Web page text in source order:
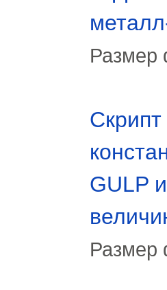
Размер
GULP
Размер